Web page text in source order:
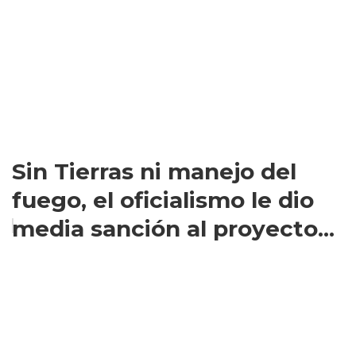
Sin Tierras ni manejo del
fuego, el oficialismo le dio
media sanción al proyecto...